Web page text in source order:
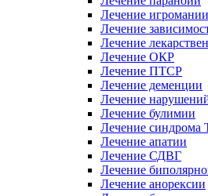
Лечение игромании
Лечение
Лечение
Лечение ОКР
Лечение ПТСР
Лечение деменции
Лечение
Лечение булимии
Лечение синдрома
Лечение апатии
Лечение СДВГ
Лечение
Лечение анорексии